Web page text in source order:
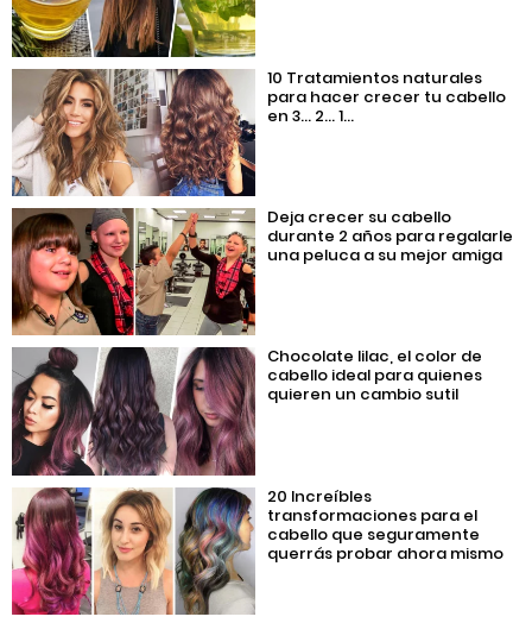
10 Tratamientos naturales
para hacer crecer tu cabello
en 3… 2… 1…
Deja crecer su cabello
durante 2 años para regalarle
una peluca a su mejor amiga
Chocolate lilac, el color de
cabello ideal para quienes
quieren un cambio sutil
20 Increíbles
transformaciones para el
cabello que seguramente
querrás probar ahora mismo